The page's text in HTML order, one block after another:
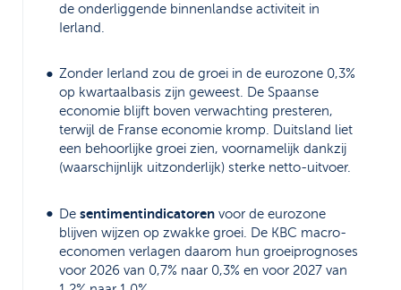
de onderliggende binnenlandse activiteit in
Ierland.
Zonder Ierland zou de groei in de eurozone 0,3%
op kwartaalbasis zijn geweest. De Spaanse
economie blijft boven verwachting presteren,
terwijl de Franse economie kromp. Duitsland liet
een behoorlijke groei zien, voornamelijk dankzij
(waarschijnlijk uitzonderlijk) sterke netto-uitvoer.
De sentimentindicatoren voor de eurozone
blijven wijzen op zwakke groei. De KBC macro-
economen verlagen daarom hun groeiprognoses
voor 2026 van 0,7% naar 0,3% en voor 2027 van